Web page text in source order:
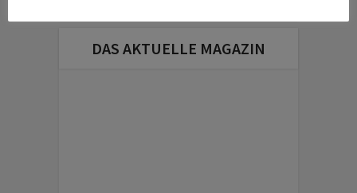
DAS AKTUELLE MAGAZIN